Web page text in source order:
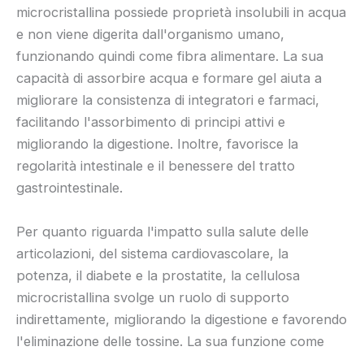
microcristallina possiede proprietà insolubili in acqua
e non viene digerita dall'organismo umano,
funzionando quindi come fibra alimentare. La sua
capacità di assorbire acqua e formare gel aiuta a
migliorare la consistenza di integratori e farmaci,
facilitando l'assorbimento di principi attivi e
migliorando la digestione. Inoltre, favorisce la
regolarità intestinale e il benessere del tratto
gastrointestinale.
Per quanto riguarda l'impatto sulla salute delle
articolazioni, del sistema cardiovascolare, la
potenza, il diabete e la prostatite, la cellulosa
microcristallina svolge un ruolo di supporto
indirettamente, migliorando la digestione e favorendo
l'eliminazione delle tossine. La sua funzione come